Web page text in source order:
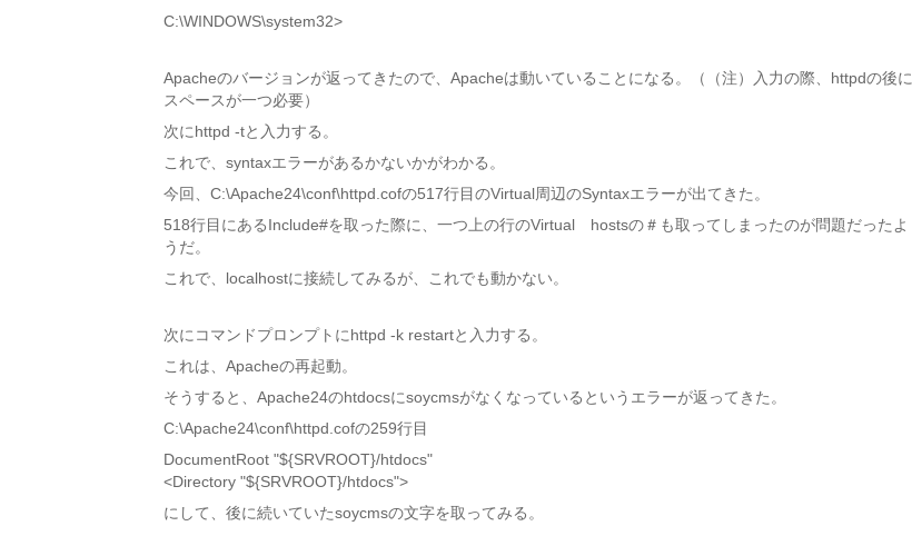
C:\WINDOWS\system32>
Apacheのバージョンが返ってきたので、Apacheは動いていることになる。（（注）入力の際、httpdの後に
スペースが一つ必要）
次にhttpd -tと入力する。
これで、syntaxエラーがあるかないかがわかる。
今回、C:\Apache24\conf\httpd.cofの517行目のVirtual周辺のSyntaxエラーが出てきた。
518行目にあるInclude#を取った際に、一つ上の行のVirtual hostsの＃も取ってしまったのが問題だったよ
うだ。
これで、localhostに接続してみるが、これでも動かない。
次にコマンドプロンプトにhttpd -k restartと入力する。
これは、Apacheの再起動。
そうすると、Apache24のhtdocsにsoycmsがなくなっているというエラーが返ってきた。
C:\Apache24\conf\httpd.cofの259行目
DocumentRoot "${SRVROOT}/htdocs"
<Directory "${SRVROOT}/htdocs">
にして、後に続いていたsoycmsの文字を取ってみる。